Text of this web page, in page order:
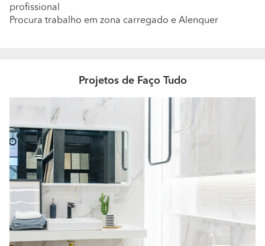
profissional
Procura trabalho em zona carregado e Alenquer
Projetos de Faço Tudo